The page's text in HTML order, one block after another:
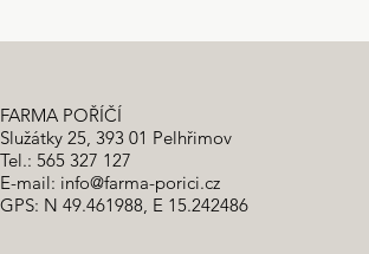
FARMA POŘÍČÍ
Služátky 25, 393 01 Pelhřimov
Tel.: 565 327 127
E-mail: info@farma-porici.cz
GPS: N 49.461988, E 15.242486